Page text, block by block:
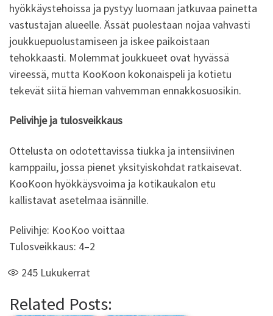
hyökkäystehoissa ja pystyy luomaan jatkuvaa painetta
vastustajan alueelle. Ässät puolestaan nojaa vahvasti
joukkuepuolustamiseen ja iskee paikoistaan
tehokkaasti. Molemmat joukkueet ovat hyvässä
vireessä, mutta KooKoon kokonaispeli ja kotietu
tekevät siitä hieman vahvemman ennakkosuosikin.
Pelivihje ja tulosveikkaus
Ottelusta on odotettavissa tiukka ja intensiivinen
kamppailu, jossa pienet yksityiskohdat ratkaisevat.
KooKoon hyökkäysvoima ja kotikaukalon etu
kallistavat asetelmaa isännille.
Pelivihje: KooKoo voittaa
Tulosveikkaus: 4–2
245 Lukukerrat
Related Posts: